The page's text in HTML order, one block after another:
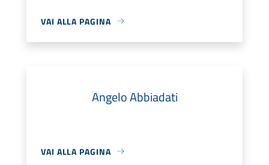
VAI ALLA PAGINA
Angelo Abbiadati
VAI ALLA PAGINA